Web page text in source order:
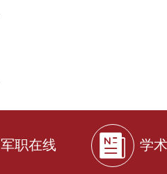
军职在线 学